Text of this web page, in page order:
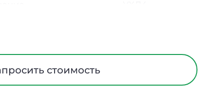
Нет
режиме
Встраиваемый
стоимость